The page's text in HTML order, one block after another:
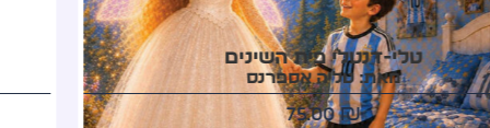
עץ המשאלות מטהרן
מאת: סני פרי
60.00₪